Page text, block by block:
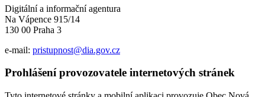
Digitální a informační agentura
Na Vápence 915/14
130 00 Praha 3
e-mail: pristupnost@dia.gov.cz
Prohlášení provozovatele internetových stránek